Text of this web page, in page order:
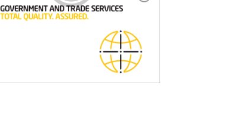
Gouvernement et
Commerce International